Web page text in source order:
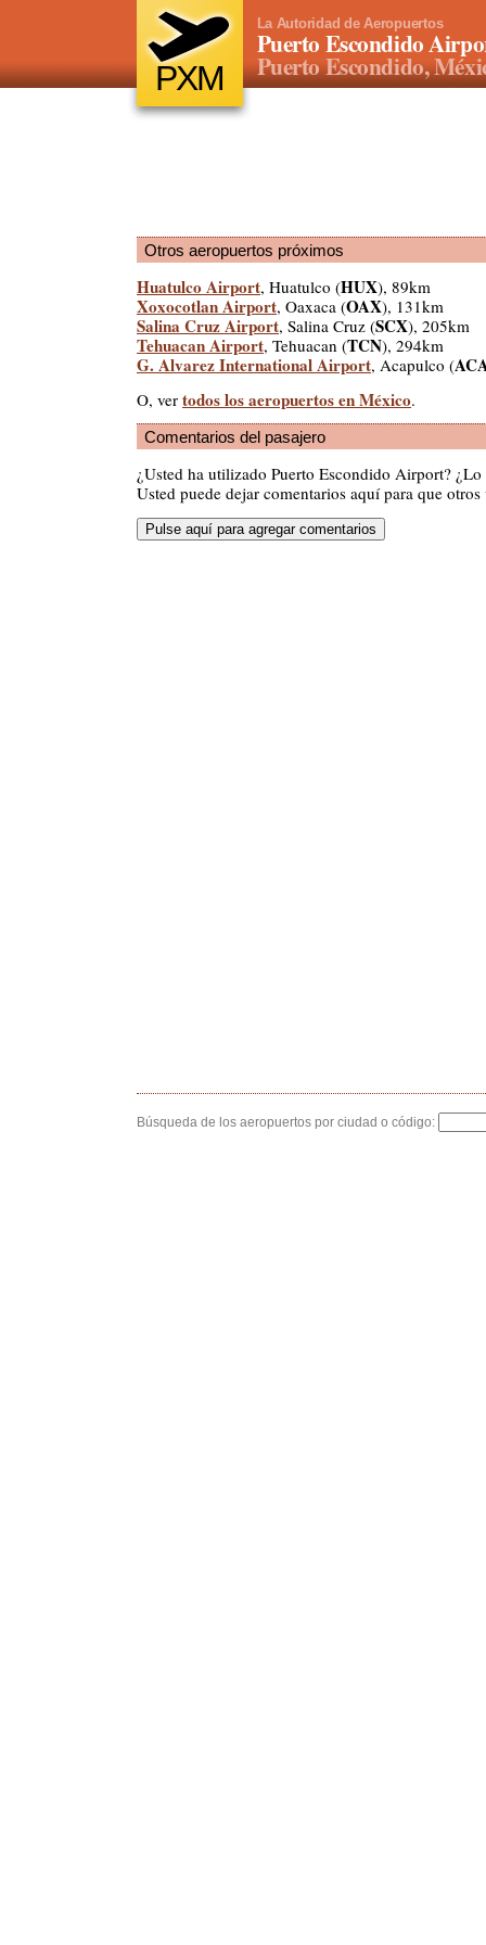
PXM
La Autoridad de Aeropuertos
Puerto Escondido
Puerto Escondido,
Otros aeropuertos próximos
Huatulco Airport, Huatulco (HUX), 89km
Xoxocotlan Airport, Oaxaca (OAX), 131km
Salina Cruz Airport, Salina Cruz (SCX), 205km
Tehuacan Airport, Tehuacan (TCN), 294km
G. Alvarez International Airport, Acapulco (
O, ver todos los aeropuertos en México.
Comentarios del pasajero
¿Usted ha utilizado Puerto Escondido Airport? ¿Lo
Usted puede dejar comentarios aquí para que
Búsqueda de los aeropuertos por ciudad o código: